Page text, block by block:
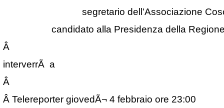
segretario dell'Associazione
candidato alla Presidenza della
Â
interverrÃ a
Â
Â Telereporter giovedÃ¬ 4 febbraio ore 23:00